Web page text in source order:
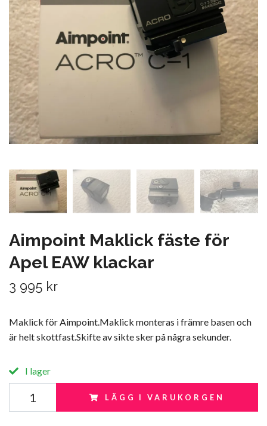
Aimpoint Maklick fäste för
Apel EAW klackar
3 995 kr
Maklick för Aimpoint.Maklick monteras i främre basen och
är helt skottfast.Skifte av sikte sker på några sekunder.
I lager
LÄGG I VARUKORGEN